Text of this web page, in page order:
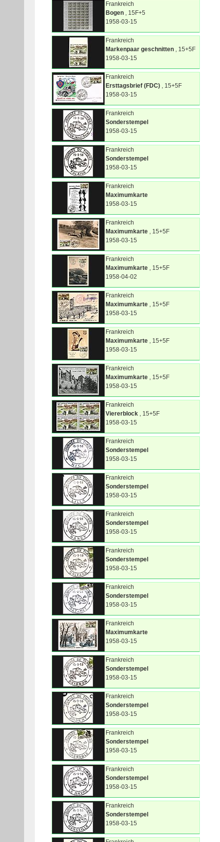
Frankreich
Bogen , 15F+5
1958-03-15
Frankreich
Markenpaar geschnitten , 15+5F
1958-03-15
Frankreich
Ersttagsbrief (FDC) , 15+5F
1958-03-15
Frankreich
Sonderstempel
1958-03-15
Frankreich
Sonderstempel
1958-03-15
Frankreich
Maximumkarte
1958-03-15
Frankreich
Maximumkarte , 15+5F
1958-03-15
Frankreich
Maximumkarte , 15+5F
1958-04-02
Frankreich
Maximumkarte , 15+5F
1958-03-15
Frankreich
Maximumkarte , 15+5F
1958-03-15
Frankreich
Maximumkarte , 15+5F
1958-03-15
Frankreich
Viererblock , 15+5F
1958-03-15
Frankreich
Sonderstempel
1958-03-15
Frankreich
Sonderstempel
1958-03-15
Frankreich
Sonderstempel
1958-03-15
Frankreich
Sonderstempel
1958-03-15
Frankreich
Sonderstempel
1958-03-15
Frankreich
Maximumkarte
1958-03-15
Frankreich
Sonderstempel
1958-03-15
Frankreich
Sonderstempel
1958-03-15
Frankreich
Sonderstempel
1958-03-15
Frankreich
Sonderstempel
1958-03-15
Frankreich
Sonderstempel
1958-03-15